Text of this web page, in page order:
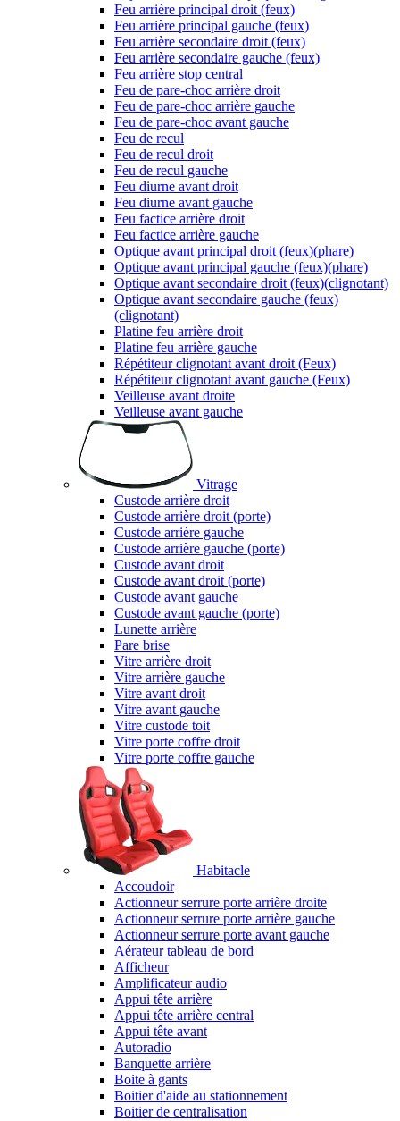
Feu arrière principal droit (feux)
Feu arrière principal gauche (feux)
Feu arrière secondaire droit (feux)
Feu arrière secondaire gauche (feux)
Feu arrière stop central
Feu de pare-choc arrière droit
Feu de pare-choc arrière gauche
Feu de pare-choc avant gauche
Feu de recul
Feu de recul droit
Feu de recul gauche
Feu diurne avant droit
Feu diurne avant gauche
Feu factice arrière droit
Feu factice arrière gauche
Optique avant principal droit (feux)(phare)
Optique avant principal gauche (feux)(phare)
Optique avant secondaire droit (feux)(clignotant)
Optique avant secondaire gauche (feux)
(clignotant)
Platine feu arrière droit
Platine feu arrière gauche
Répétiteur clignotant avant droit (Feux)
Répétiteur clignotant avant gauche (Feux)
Veilleuse avant droite
Veilleuse avant gauche
Vitrage
Custode arrière droit
Custode arrière droit (porte)
Custode arrière gauche
Custode arrière gauche (porte)
Custode avant droit
Custode avant droit (porte)
Custode avant gauche
Custode avant gauche (porte)
Lunette arrière
Pare brise
Vitre arrière droit
Vitre arrière gauche
Vitre avant droit
Vitre avant gauche
Vitre custode toit
Vitre porte coffre droit
Vitre porte coffre gauche
Habitacle
Accoudoir
Actionneur serrure porte arrière droite
Actionneur serrure porte arrière gauche
Actionneur serrure porte avant gauche
Aérateur tableau de bord
Afficheur
Amplificateur audio
Appui tête arrière
Appui tête arrière central
Appui tête avant
Autoradio
Banquette arrière
Boite à gants
Boitier d'aide au stationnement
Boitier de centralisation